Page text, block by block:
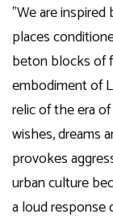
”We are
places
beton blocks of
embodiment of
relic of the era
wishes, dreams
provokes
urban culture
a loud response